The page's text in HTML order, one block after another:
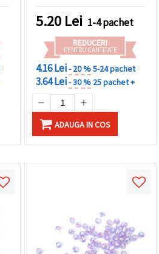
5.20 Lei 1-4 pachet
REDUCERI
PENTRU CANTITATE
4.16 Lei- 20 %5-24 pachet
3.64 Lei- 30 % 25 pachet +
ADAUGA IN COS